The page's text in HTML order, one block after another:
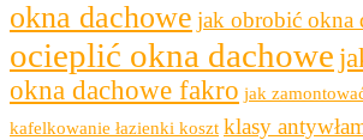
okna dachowe jak obrobić okna
ocieplić okna dachowe
okna dachowe fakro jak
kafelkowanie łazienki koszt klasy